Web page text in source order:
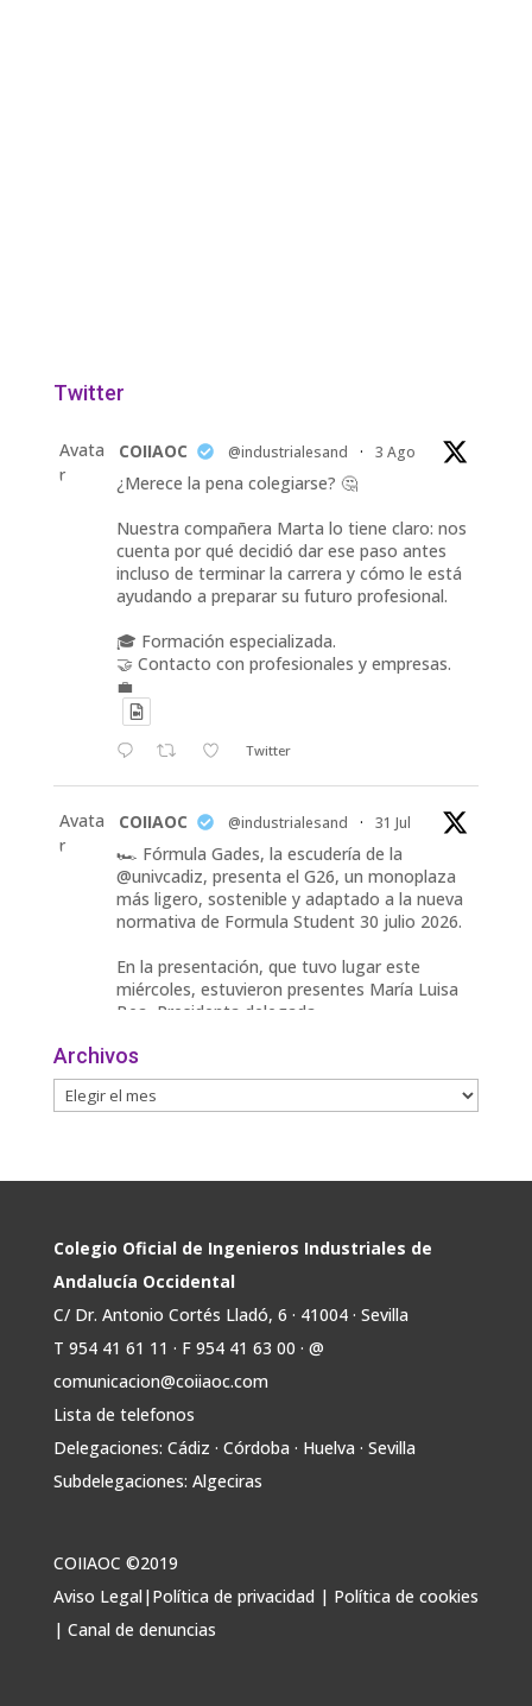
Twitter
Avata
r
COIIAOC @industrialesand · 3 Ago
¿Merece la pena colegiarse? 🤔
Nuestra compañera Marta lo tiene claro: nos
cuenta por qué decidió dar ese paso antes
incluso de terminar la carrera y cómo le está
ayudando a preparar su futuro profesional.
🎓 Formación especializada.
🤝 Contacto con profesionales y empresas.
💼
Twitter
Avata
r
COIIAOC @industrialesand · 31 Jul
🏎️ Fórmula Gades, la escudería de la
@univcadiz, presenta el G26, un monoplaza
más ligero, sostenible y adaptado a la nueva
normativa de Formula Student 30 julio 2026.
En la presentación, que tuvo lugar este
miércoles, estuvieron presentes María Luisa
Bea, Presidenta delegada
Twitter
📢ℹ️ El Gobierno acelera la electrificación
2030 para infraestructuras que permitan la
conexión de vivienda, industria y transporte
electrificado.
Estas medidas se encuentran en la dirección
Avata
COIIAOC @industrialesand · 29 Jul
🤝🏾 @industrialesand desempeña un
🛡️ Actuamos como garantes del interés
general, aportando conocimiento técnico y
facilitando la colaboración entre todos los
Archivos
Colegio Oficial de Ingenieros Industriales de
Andalucía Occidental
C/ Dr. Antonio Cortés Lladó, 6 · 41004 · Sevilla
T 954 41 61 11 · F 954 41 63 00 · @
comunicacion@coiiaoc.com
Lista de telefonos
Delegaciones: Cádiz · Córdoba · Huelva · Sevilla
Subdelegaciones: Algeciras
COIIAOC ©2019
Aviso Legal | Política de privacidad | Política de cookies
| Canal de denuncias